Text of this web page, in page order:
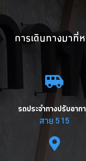
การเดินทางมา
รถประจำทางปรับอาก
สาย 515